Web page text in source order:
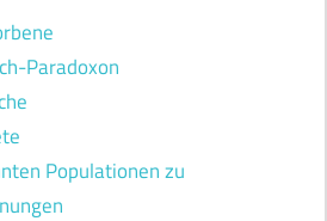
Paradoxon
Populationen zu